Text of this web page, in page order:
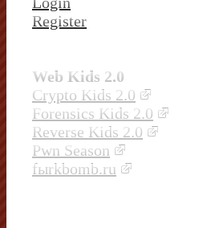
Register
Web Kids 2.0
Crypto Kids 2.0
Forensics Kids 2.0
Reverse Kids 2.0
Pwn Season
fыrkbomb.ru